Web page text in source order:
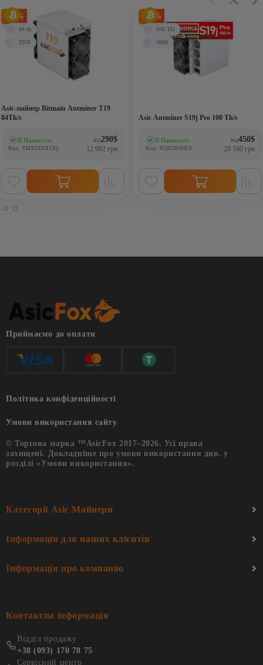
Аsic-майнер Bitmain Antminer T19
84Th/s
-76%
84 th
3250
В Наявності(0)
Код: TMX5332LOQ
від290$
12 992 грн
Asic Antminer S19j Pro 100 Th/s
-78%
100 TH
3000
В Наявності(0)
Код: YQI2285HEY
від450$
20 160 грн
Приймаємо до оплати
Політика конфіденційності
Умови використання сайту
© Торгова марка ™AsicFox 2017–2026. Усі права
захищені. Докладніше про умови використання див. у
розділі «Умови використання».
Категорії Asic Майнери
Інформація для наших клієнтів
Інформація про компанію
Контактна інформація
Відділ продажу
+38 (093) 170 78 75
Сервісний центр